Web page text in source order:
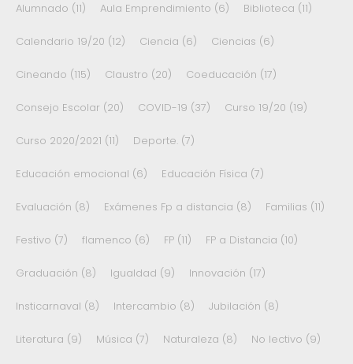
Alumnado (11) Aula Emprendimiento (6) Biblioteca (11)
Calendario 19/20 (12) Ciencia (6) Ciencias (6)
Cineando (115) Claustro (20) Coeducación (17)
Consejo Escolar (20) COVID-19 (37) Curso 19/20 (19)
Curso 2020/2021 (11) Deporte. (7)
Educación emocional (6) Educación Física (7)
Evaluación (8) Exámenes Fp a distancia (8) Familias (11)
Festivo (7) flamenco (6) FP (11) FP a Distancia (10)
Graduación (8) Igualdad (9) Innovación (17)
Insticarnaval (8) Intercambio (8) Jubilación (8)
Literatura (9) Música (7) Naturaleza (8) No lectivo (9)